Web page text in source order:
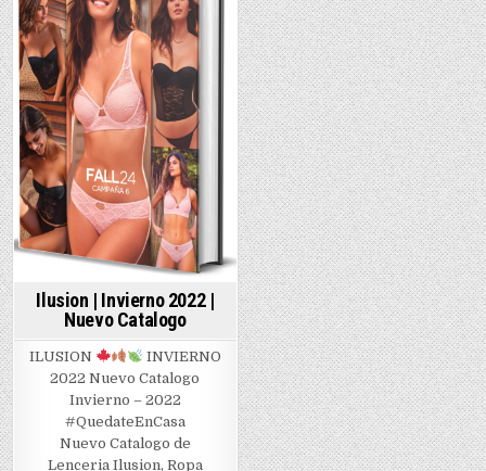
Ilusion | Invierno 2022 |
Nuevo Catalogo
ILUSION
INVIERNO
2022 Nuevo Catalogo
Invierno – 2022
#QuedateEnCasa
Nuevo Catalogo de
Lenceria Ilusion, Ropa